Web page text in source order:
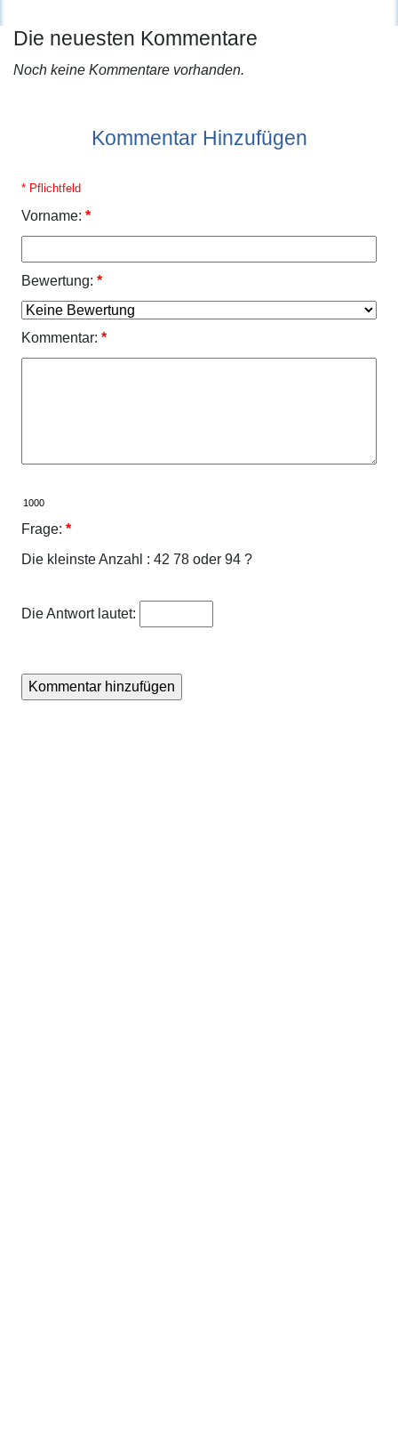
Die neuesten Kommentare
Noch keine Kommentare vorhanden.
Kommentar Hinzufügen
* Pflichtfeld
Vorname: *
Bewertung: *
Kommentar: *
Frage: *
Die kleinste Anzahl : 42 78 oder 94 ?
Die Antwort lautet: